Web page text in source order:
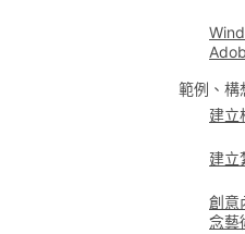
範例、構
建立
建立
創意
念藝